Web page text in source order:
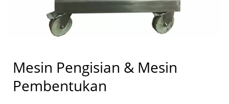
Mesin Pengisian & Mesin
Pembentukan